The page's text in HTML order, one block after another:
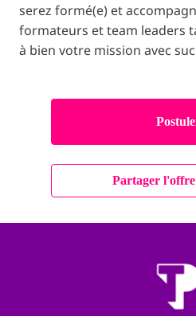
serez formé(e) et
formateurs et team leaders
à bien votre mission avec
Partager